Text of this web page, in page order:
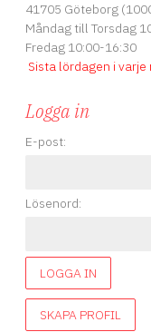
41705 Göteborg
Måndag till Torsdag
Fredag 10:00-16:30
Sista lördagen i
Logga in
E-post:
Lösenord:
LOGGA IN
SKAPA PROFIL